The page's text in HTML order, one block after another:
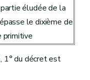
éludée de la
le dixième de
primitive
1° du décret est